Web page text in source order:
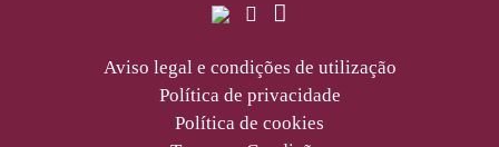
Aviso legal e condições de utilização
Política de privacidade
Política de cookies